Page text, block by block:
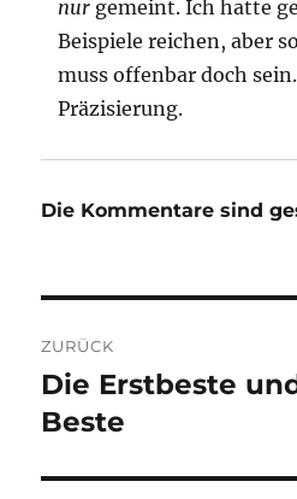
nur gemeint. Ich hatte
Beispiele reichen, aber
muss offenbar doch
Präzisierung.
Die Kommentare sind
ZURÜCK
Vorheriger
Beitrag:
Die Erstbeste
Beste